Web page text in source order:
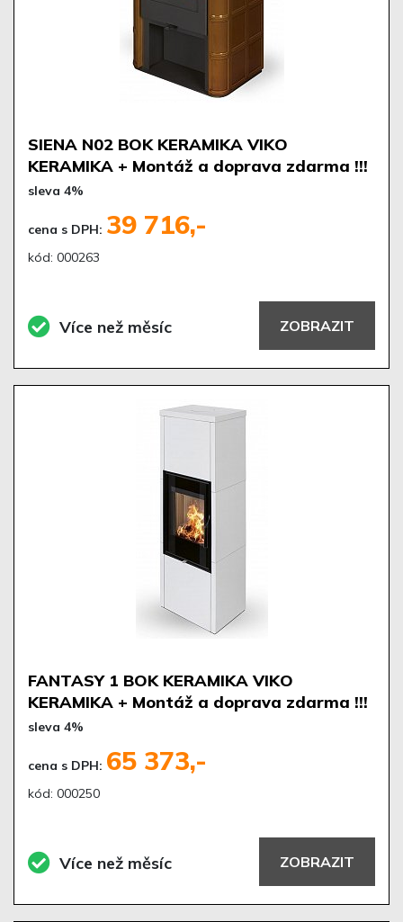
SIENA N02 BOK KERAMIKA VIKO
KERAMIKA + Montáž a doprava zdarma !!!
sleva 4%
cena s DPH: 39 716,-
kód: 000263
Více než měsíc ZOBRAZIT
FANTASY 1 BOK KERAMIKA VIKO
KERAMIKA + Montáž a doprava zdarma !!!
sleva 4%
cena s DPH: 65 373,-
kód: 000250
Více než měsíc ZOBRAZIT